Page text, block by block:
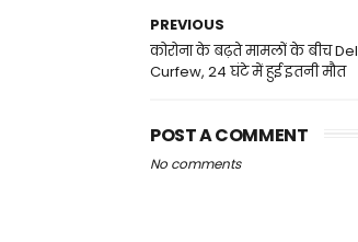
PREVIOUS
कोरोना के बढ़ते मामलों के बीच
Curfew, 24 घंटे में हुई इतनी मौत
POST A COMMENT
No comments